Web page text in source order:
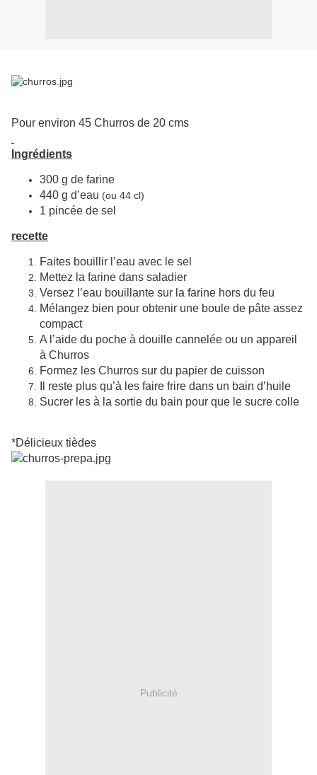
Pour environ 45 Churros de 20 cms
Ingrédients
300 g de farine
440 g d’eau (ou 44 cl)
1 pincée de sel
recette
Faites bouillir l’eau avec le sel
Mettez la farine dans saladier
Versez l’eau bouillante sur la farine hors du feu
Mélangez bien pour obtenir une boule de pâte assez
compact
A l’aide du poche à douille cannelée ou un appareil
à Churros
Formez les Churros sur du papier de cuisson
Il reste plus qu’à les faire frire dans un bain d’huile
Sucrer les à la sortie du bain pour que le sucre colle
*Délicieux tièdes
Publicité